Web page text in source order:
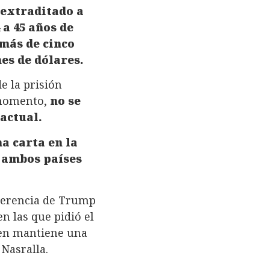
a
45 años de
de cinco
de dólares.
la prisión
no se
carta en la
países
de Trump
las que pidió el
mantiene una